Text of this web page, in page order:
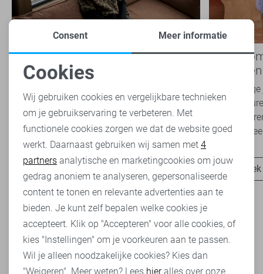
Nieuwe Lady Day najaarscollectie
2026 bij Sans: stijl en comfort in
veelzijdig én stijlvol is. Met de nieuwe Lady
Day najaarscollectie 2026 ben je helemaal
klaar voor...
Ontdek nu
Boho
overal
Van
zachte
Romance
het
Heb je dit al eens bekeken?
Noodzakelijke cookies
Personalisatie cookies
Analytische cookies
Marketing cookies
Consent Meer informatie
Cookies
Wij gebruiken cookies en vergelijkbare technieken
om je gebruikservaring te verbeteren. Met
functionele cookies zorgen we dat de website goed
werkt. Daarnaast gebruiken wij samen met 4
partners analytische en marketingcookies om jouw
gedrag anoniem te analyseren, gepersonaliseerde
content te tonen en relevante advertenties aan te
bieden. Je kunt zelf bepalen welke cookies je
accepteert. Klik op "Accepteren" voor alle cookies, of
kies "Instellingen" om je voorkeuren aan te passen.
Wil je alleen noodzakelijke cookies? Kies dan
"Weigeren". Meer weten? Lees hieralles over onze